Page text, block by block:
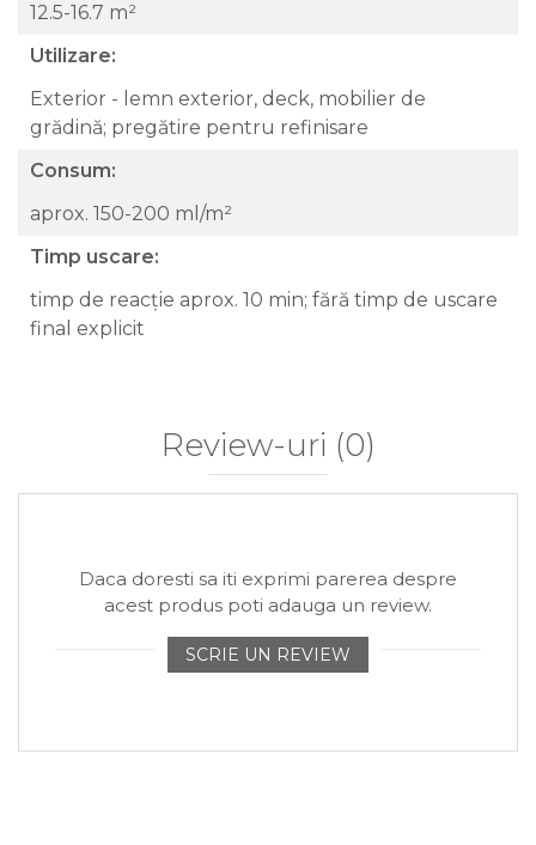
12.5-16.7 m²
Utilizare:
Exterior - lemn exterior, deck, mobilier de
grădină; pregătire pentru refinisare
Consum:
aprox. 150-200 ml/m²
Timp uscare:
timp de reacție aprox. 10 min; fără timp de uscare
final explicit
Review-uri (0)
Daca doresti sa iti exprimi parerea despre
acest produs poti adauga un review.
SCRIE UN REVIEW